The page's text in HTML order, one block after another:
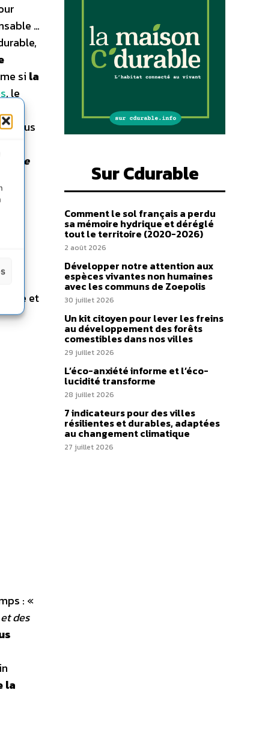
…
si la
, le
nous
cette
et
: «
des
la
Sur Cdurable
Comment le sol français a perdu
sa mémoire hydrique et déréglé
tout le territoire (2020-2026)
2 août 2026
Développer notre attention aux
espèces vivantes non humaines
avec les communs de Zoepolis
30 juillet 2026
Un kit citoyen pour lever les freins
au développement des forêts
comestibles dans nos villes
29 juillet 2026
L’éco-anxiété informe et l’éco-
lucidité transforme
28 juillet 2026
7 indicateurs pour des villes
résilientes et durables, adaptées
au changement climatique
27 juillet 2026